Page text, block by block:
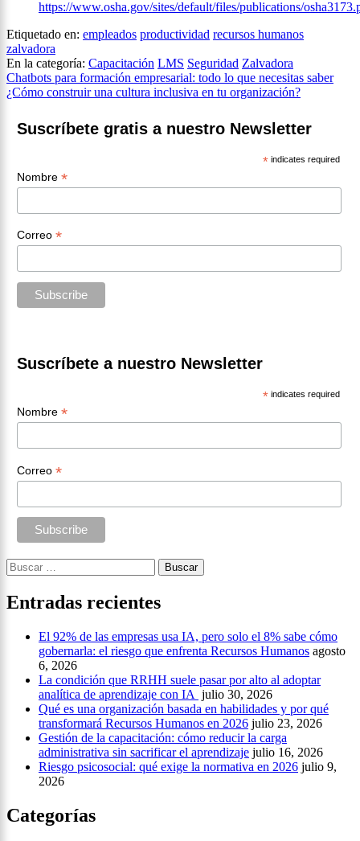
https://www.osha.gov/sites/default/files/publications/
Etiquetado en: empleados productividad recursos humanos
zalvadora
En la categoría: Capacitación LMS Seguridad Zalvadora
Navegación
de
entradas
Chatbots para formación empresarial: todo lo que necesitas saber
¿Cómo construir una cultura inclusiva en tu organización?
Suscríbete gratis a nuestro Newsletter
* indicates required
Nombre *
Correo *
Suscríbete a nuestro Newsletter
* indicates required
Nombre *
Correo *
Buscar:
Entradas recientes
El 92% de las empresas usa IA, pero solo el 8% sabe cómo
gobernarla: el riesgo que enfrenta Recursos Humanos agosto
6, 2026
La condición que RRHH suele pasar por alto al adoptar
analítica de aprendizaje con IA julio 30, 2026
Qué es una organización basada en habilidades y por qué
transformará Recursos Humanos en 2026 julio 23, 2026
Gestión de la capacitación: cómo reducir la carga
administrativa sin sacrificar el aprendizaje julio 16, 2026
Riesgo psicosocial: qué exige la normativa en 2026 julio 9,
2026
Categorías